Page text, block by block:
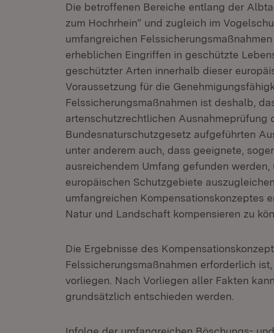
Die betroffenen Bereiche entlang der
zum Hochrhein“ und zugleich im
umfangreichen
erheblichen Eingriffen in geschützte
geschützter Arten innerhalb dieser
Voraussetzung für die
Felssicherungsmaßnahmen ist deshalb,
artenschutzrechtlichen
Bundesnaturschutzgesetz aufgeführten
unter anderem auch, dass geeignete,
ausreichendem Umfang gefunden
europäischen Schutzgebiete
umfangreichen Kompensationskonzeptes
Natur und Landschaft kompensieren zu
Die Ergebnisse des
Felssicherungsmaßnahmen erforderlich
vorliegen. Nach Vorliegen aller Fakten
grundsätzlich entschieden werden.